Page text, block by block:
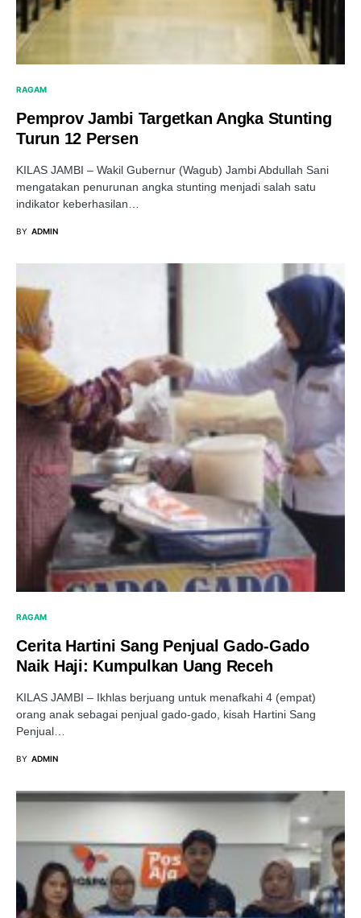
RAGAM
Pemprov Jambi Targetkan Angka Stunting
Turun 12 Persen
KILAS JAMBI – Wakil Gubernur (Wagub) Jambi Abdullah Sani
mengatakan penurunan angka stunting menjadi salah satu
indikator keberhasilan…
BY ADMIN
RAGAM
Cerita Hartini Sang Penjual Gado-Gado
Naik Haji: Kumpulkan Uang Receh
KILAS JAMBI – Ikhlas berjuang untuk menafkahi 4 (empat)
orang anak sebagai penjual gado-gado, kisah Hartini Sang
Penjual…
BY ADMIN